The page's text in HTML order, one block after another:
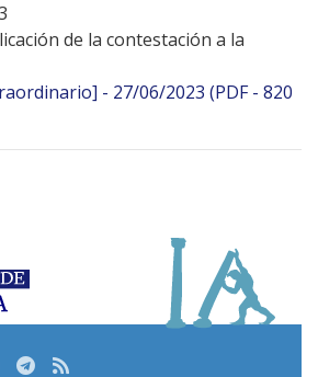
de la contestación a la
- 27/06/2023 (PDF - 820
Telegram
RSS